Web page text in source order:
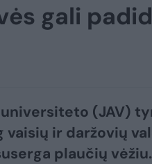
gali
(JAV)
vaisių ir daržovių
plaučių